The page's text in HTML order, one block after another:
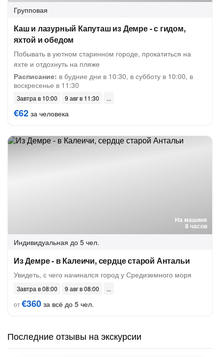
Групповая
Каш и лазурный Капуташ из Демре - с гидом,
яхтой и обедом
Побывать в уютном старинном городе, прокатиться на
яхте и отдохнуть на пляже
Расписание: в будние дни в 10:30, в субботу в 10:00, в
воскресенье в 11:30
Завтра в 10:00 9 авг в 11:30
€62 за человека
На машине
8 часов
Индивидуальная до 5 чел.
Из Демре - в Калеичи, сердце старой Антальи
Увидеть, с чего начинался город у Средиземного моря
Завтра в 08:00
9 авг в 08:00
от€360 за всё до 5 чел.
Последние отзывы на экскурсии